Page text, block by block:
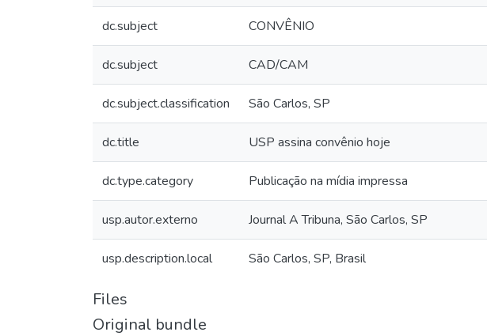
dc.subject CONVÊNIO
dc.subject CAD/CAM
dc.subject.classification São Carlos, SP
dc.title USP assina convênio hoje
dc.type.category Publicação na mídia impressa
usp.autor.externo Journal A Tribuna, São Carlos, SP
usp.description.local São Carlos, SP, Brasil
Files
Original bundle